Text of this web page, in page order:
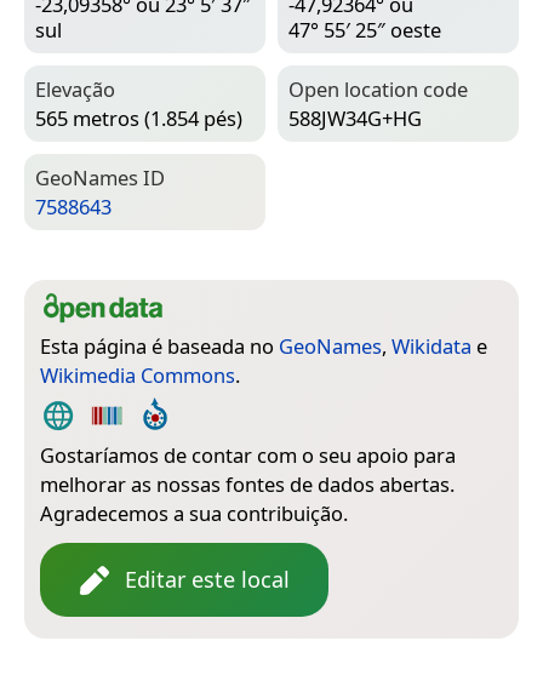
sul
47° 55′ 25″ oeste
Elevação
565 metros (1.854 pés)
Open location code
588JW34G+HG
Geo­Names ID
7588643
Esta página é baseada no GeoNames, Wikidata e
Wikimedia Commons.
Gostaríamos de contar com o seu apoio para
melhorar as nossas fontes de dados abertas.
Agradecemos a sua contribuição.
Editar este local